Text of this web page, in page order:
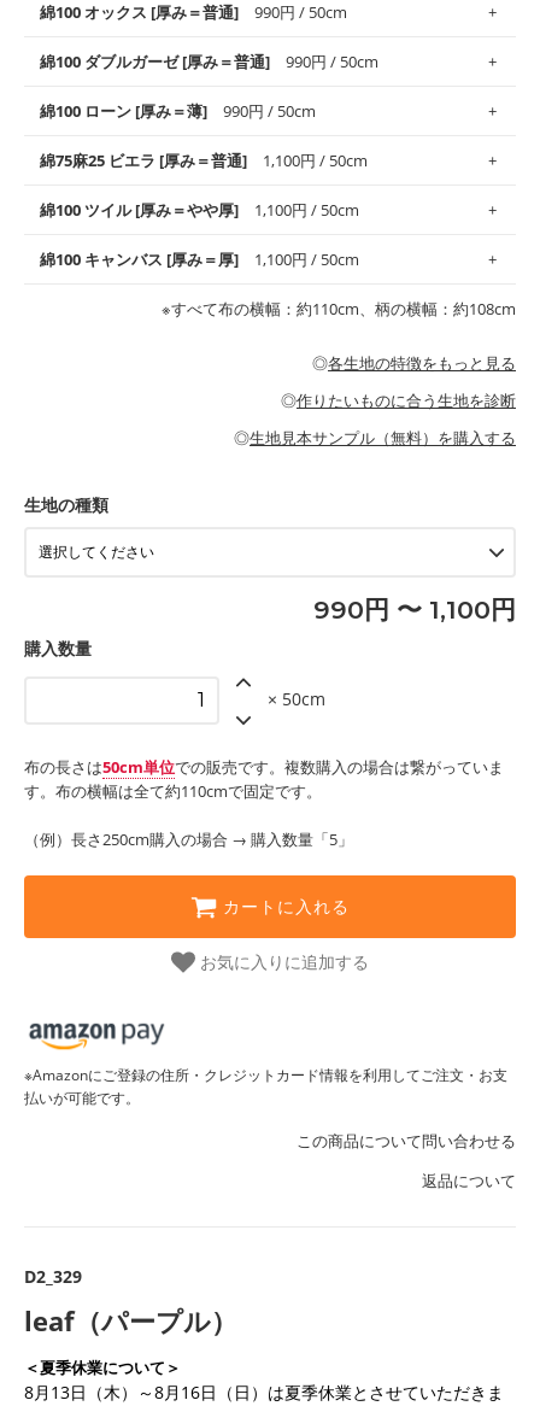
綿100 オックス [厚み＝普通] 990円 / 50cm
使いやすさNo.1！しなやかさと適度な張りを併せ持ち、通気性の
高さがオックス生地の特徴です。当サイトのオックス生地は、
般にお使いいただけます。
※レッスンバッグ、上履き袋などの通園通学グッズにはツイル生
・布団カバーなどの寝具、カーテン
綿100 ダブルガーゼ [厚み＝普通] 990円 / 50cm
柔らかくふんわりとした肌触りが特徴です。ベビー用品やハンカ
チなど直接肌に触れるアイテムに最適です。高い吸湿性・通気性
す。
・スタイ、おくるみなどのベビーグッズ
・ブラウス、チュニック、ワンピースなどの洋服
・パジャマなどの寝具
綿100 ローン [厚み＝薄] 990円 / 50cm
上質で薄手の平織りの生地です。軽やかさとなめらかな手触りの
良さが魅力。透け感があるので、涼しげなトップスなどに最適で
・ブラウス、シャツ、チュニックなどのトップス
綿75麻25 ビエラ [厚み＝普通] 1,100円 / 50cm
コットン75％リネン25％の当店のビエラ生地は、オックス生地よ
りもふんわりとした柔らかい質感と適度な落ち感を感じられるの
綿100 ツイル [厚み＝やや厚] 1,100円 / 50cm
綾織りの生地です。しっかりとした張りと厚みがありながらも柔
らかいのが特徴です。生地の厚みは中厚手です。1枚でも透け感
・カーテン、エプロン、テーブルクロスなどの暮らしのアイテム
・パンツ、タックスカートなどのボトムス
もっと詳しく見る
綿100 キャンバス [厚み＝厚] 1,100円 / 50cm
耐久性があります。トートバッグ・ポーチ・ペンケースなどの布
小物、インテリア用品に向いています。
・工作用エプロン
もっと詳しく見る
※すべて布の横幅：約110cm、柄の横幅：約108cm
◎各生地の特徴をもっと見る
◎作りたいものに合う生地を診断
◎生地見本サンプル（無料）を購入する
生地の種類
990円 〜 1,100円
購入数量
× 50cm
布の長さは50cm単位での販売です。複数購入の場合は繋がっていま
す。布の横幅は全て約110cmで固定です。
（例）長さ250cm購入の場合 → 購入数量「5」
カートに入れる
お気に入りに追加する
※Amazonにご登録の住所・クレジットカード情報を利用してご注文・お支
払いが可能です。
この商品について問い合わせる
返品について
D2_329
leaf（パープル）
＜夏季休業について＞
8月13日（木）～8月16日（日）は夏季休業とさせていただきま